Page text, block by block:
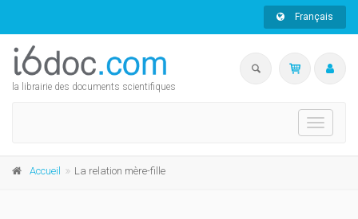
Français
la librairie des documents scientifiques
Toggle
Accueil La relation mère-fille